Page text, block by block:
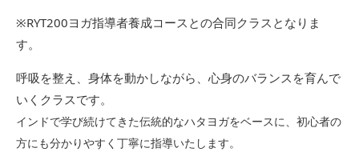
※RYT200ヨガ指導者養成コースとの合同クラスとなりま
す。
呼吸を整え、身体を動かしながら、 心身のバランスを育んで
いくクラスです。
インドで学び続けてきた伝統的なハタヨガをベースに、 初心者の
方にも分かりやすく丁寧に指導いたします。